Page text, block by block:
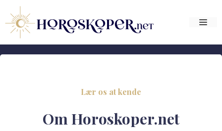
indhold
Lær os at kende
Om Horoskoper.net